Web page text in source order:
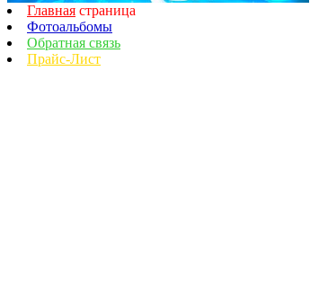
Главная страница
Фотоальбомы
Обратная связь
Прайс-Лист